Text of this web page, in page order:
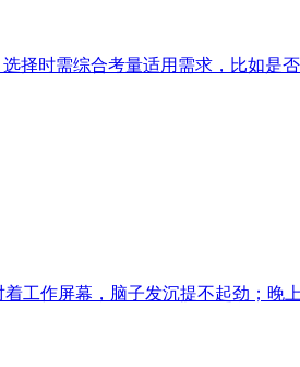
择时需综合考量适用需求，比如
工作屏幕，脑子发沉提不起劲；